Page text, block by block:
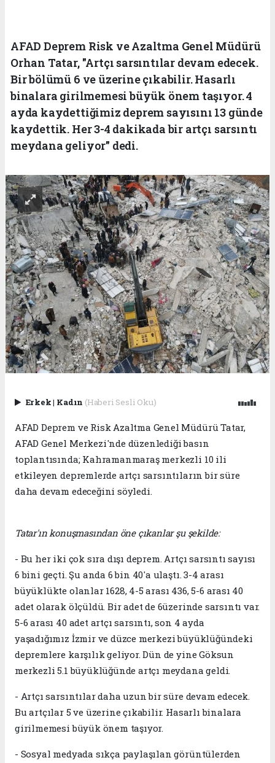
AFAD Deprem Risk ve Azaltma Genel Müdürü
Orhan Tatar, "Artçı sarsıntılar devam edecek.
Bir bölümü 6 ve üzerine çıkabilir. Hasarlı
binalara girilmemesi büyük önem taşıyor. 4
ayda kaydettiğimiz deprem sayısını 13 günde
kaydettik. Her 3-4 dakikada bir artçı sarsıntı
meydana geliyor" dedi.
Erkek| Kadın (Haberi Sesli Oku)
AFAD Deprem ve Risk Azaltma Genel Müdürü Tatar,
AFAD Genel Merkezi'nde düzenlediği basın
toplantısında; Kahramanmaraş merkezli 10 ili
etkileyen depremlerde artçı sarsıntıların bir süre
daha devam edeceğini söyledi.
Tatar'ın konuşmasından öne çıkanlar şu şekilde:
- Bu her iki çok sıra dışı deprem. Artçı sarsıntı sayısı
6 bini geçti. Şu anda 6 bin 40'a ulaştı. 3-4 arası
büyüklükte olanlar 1628, 4-5 arası 436, 5-6 arası 40
adet olarak ölçüldü. Bir adet de 6üzerinde sarsıntı var.
5-6 arası 40 adet artçı sarsıntı, son 4 ayda
yaşadığımız İzmir ve düzce merkezi büyüklüğündeki
depremlere karşılık geliyor. Dün de yine Göksun
merkezli 5.1 büyüklüğünde artçı meydana geldi.
- Artçı sarsıntılar daha uzun bir süre devam edecek.
Bu artçılar 5 ve üzerine çıkabilir. Hasarlı binalara
girilmemesi büyük önem taşıyor.
- Sosyal medyada sıkça paylaşılan görüntülerden